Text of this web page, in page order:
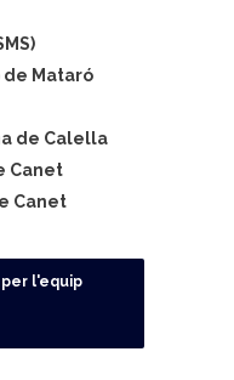
de Mataró
de Calella
Canet
Canet
l'equip